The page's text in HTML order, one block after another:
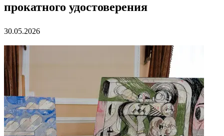
прокатного удостоверения
30.05.2026